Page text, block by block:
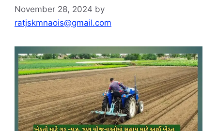
November 28, 2024 by
ratjskmnaois@gmail.com